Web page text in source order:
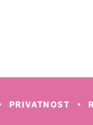
PRIVATNOST